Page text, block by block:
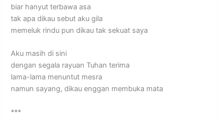
biar hanyut terbawa asa
tak apa dikau sebut aku gila
memeluk rindu pun dikau tak sekuat saya
Aku masih di sini
dengan segala rayuan Tuhan terima
lama-lama menuntut mesra
namun sayang, dikau enggan membuka mata
***